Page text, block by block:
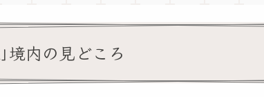
境内の見どころ